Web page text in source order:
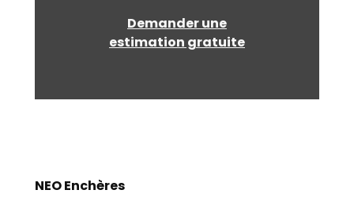
Demander une
estimation gratuite
NEO Enchères